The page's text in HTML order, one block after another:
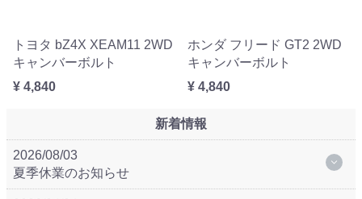
トヨタ bZ4X XEAM11 2WD
キャンバーボルト
¥ 4,840
ホンダ フリード GT2 2WD
キャンバーボルト
¥ 4,840
新着情報
2026/08/03
夏季休業のお知らせ